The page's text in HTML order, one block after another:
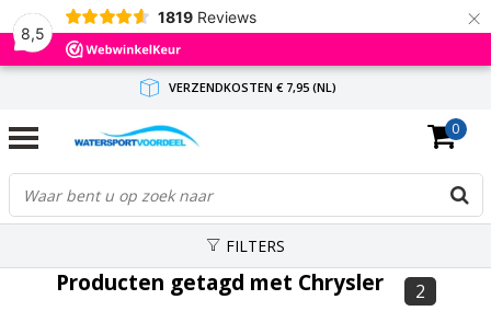
8,5
1819 Reviews ×
VERZENDKOSTEN € 7,95 (NL)
GRATIS VERZENDING(NL) VANAF € 65,-
BINNEN 1-3 WERKDAGEN ANTWOORD
0
FILTERS
Producten getagd met Chrysler 2